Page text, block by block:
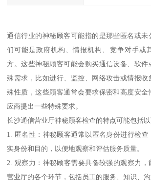
通信行业的神秘顾客可能指的是那些匿名或未
们可能是政府机构、情报机构、竞争对手或
方。这些神秘顾客可能会购买通信设备、软件
殊需求，比如进行、监控、网络攻击或情报收
殊性质，这些顾客通常会要求保密和高度安全
应商提出一些特殊要求。
长沙通信营业厅神秘顾客检查的特点可能包括以
1. 匿名性：神秘顾客通常以匿名身份进行检
实身份和目的，以便地观察和评估服务质量。
2. 观察力：神秘顾客需要具备较强的观察力
营业厅的各个环节，包括员工的服务、知识、沟